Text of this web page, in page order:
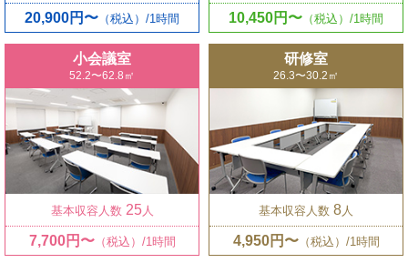
20,900円〜 （税込）/1時間 10,450円〜 （税込）/1時間
小会議室
52.2〜62.8㎡
基本収容人数 25人
7,700円〜（税込）/1時間
研修室
26.3〜30.2㎡
基本収容人数 8 人
4,950円〜（税込）/1時間